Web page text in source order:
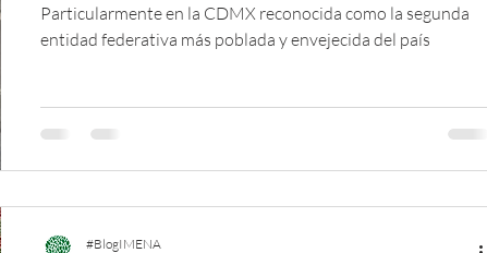
Particularmente en la CDMX reconocida como la segunda
entidad federativa más poblada y envejecida del país
#BlogIMENA